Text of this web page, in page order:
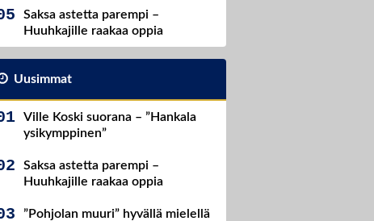
Saksa astetta parempi –
Huuhkajille raakaa oppia
Uusimmat
Ville Koski suorana – ”Hankala
ysikymppinen”
Saksa astetta parempi –
Huuhkajille raakaa oppia
”Pohjolan muuri” hyvällä mielellä